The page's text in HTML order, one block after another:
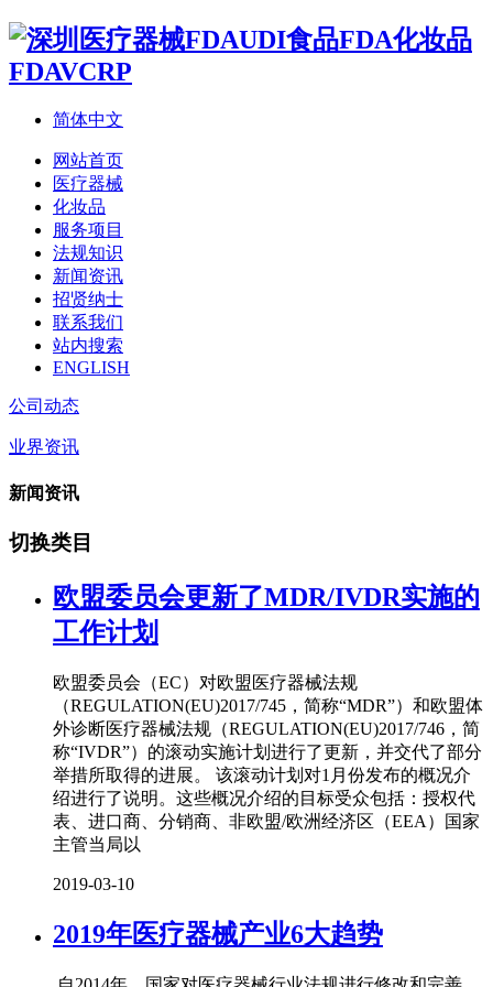
简体中文
网站首页
医疗器械
化妆品
服务项目
法规知识
新闻资讯
招贤纳士
联系我们
站内搜索
ENGLISH
公司动态
业界资讯
新闻资讯
切换类目
欧盟委员会更新了MDR/IVDR实施的
工作计划
欧盟委员会（EC）对欧盟医疗器械法规
（REGULATION(EU)2017/745，简称“MDR”）和欧盟体
外诊断医疗器械法规（REGULATION(EU)2017/746，简
称“IVDR”）的滚动实施计划进行了更新，并交代了部分
举措所取得的进展。 该滚动计划对1月份发布的概况介
绍进行了说明。这些概况介绍的目标受众包括：授权代
表、进口商、分销商、非欧盟/欧洲经济区（EEA）国家
主管当局以
2019-03-10
2019年医疗器械产业6大趋势